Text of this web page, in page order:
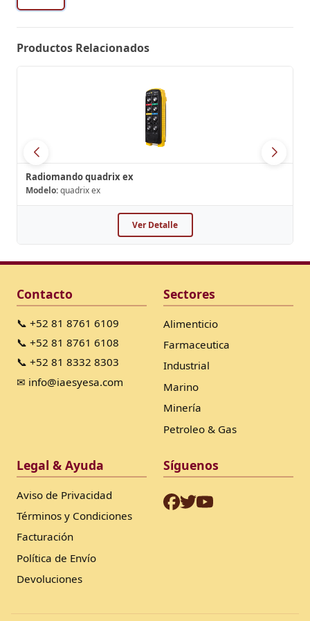
Productos Relacionados
Radiomando quadrix ex
Modelo:quadrix ex
Ver Detalle
Contacto
📞 +52 81 8761 6109
📞 +52 81 8761 6108
📞 +52 81 8332 8303
✉ info@iaesyesa.com
Sectores
Alimenticio
Farmaceutica
Industrial
Marino
Minería
Petroleo & Gas
Legal & Ayuda
Aviso de Privacidad
Términos y Condiciones
Facturación
Política de Envío
Devoluciones
Síguenos